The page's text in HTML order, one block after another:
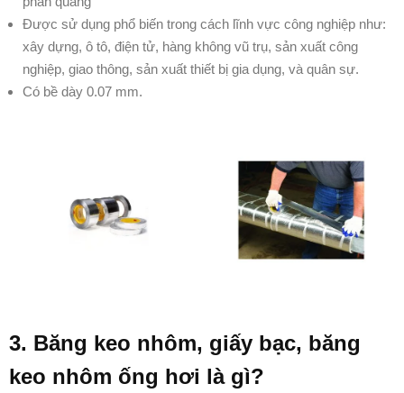
Được sử dụng phổ biến trong cách lĩnh vực công nghiệp như:
xây dựng, ô tô, điện tử, hàng không vũ trụ, sản xuất công
nghiệp, giao thông, sản xuất thiết bị gia dụng, và quân sự.
Có bề dày 0.07 mm.
3. Băng keo nhôm, giấy bạc, băng
keo nhôm ống hơi là gì?